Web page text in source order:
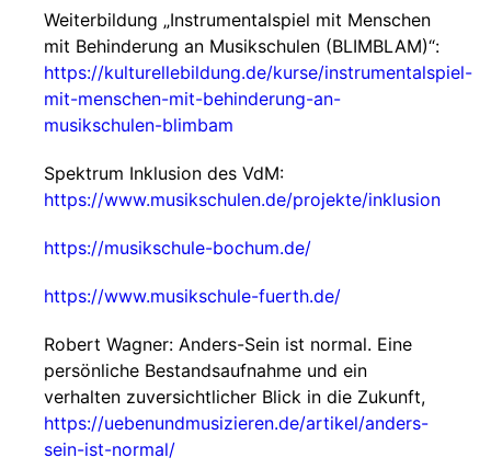
Weiterbildung „Instrumentalspiel mit Menschen
mit Behinderung an Musikschulen (BLIMBLAM)“:
https://kulturellebildung.de/kurse/instrumentalspiel-
mit-menschen-mit-behinderung-an-
musikschulen-blimbam
Spektrum Inklusion des VdM:
https://www.musikschulen.de/projekte/inklusion
https://musikschule-bochum.de/
https://www.musikschule-fuerth.de/
Robert Wagner: Anders-Sein ist normal. Eine
persönliche Bestandsaufnahme und ein
verhalten zuversichtlicher Blick in die Zukunft,
https://uebenundmusizieren.de/artikel/anders-
sein-ist-normal/